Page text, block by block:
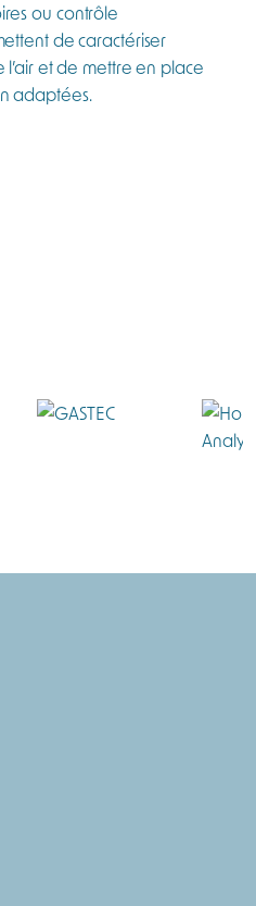
ou contrôle
de caractériser
et de mettre en place
adaptées.